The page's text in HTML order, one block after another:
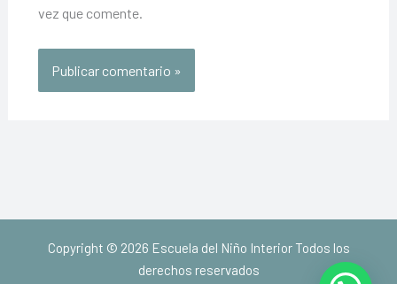
vez que comente.
Copyright © 2026 Escuela del Niño Interior Todos los
derechos reservados